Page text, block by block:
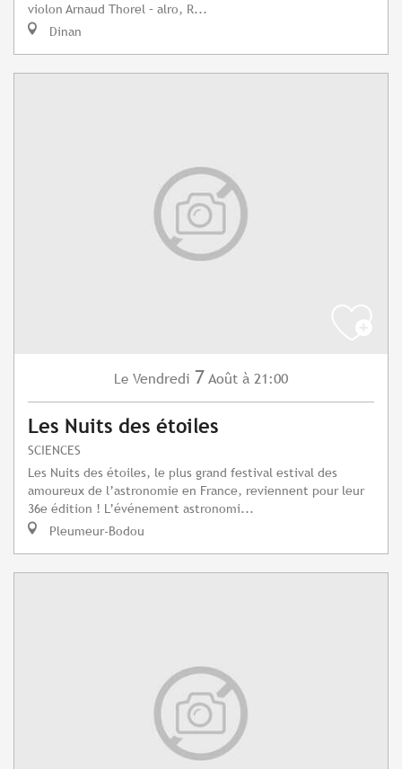
violon Arnaud Thorel – alro, R...
Dinan
Le Vendredi 7 Août à 21:00
Les Nuits des étoiles
SCIENCES
Les Nuits des étoiles, le plus grand festival estival des
amoureux de l’astronomie en France, reviennent pour leur
36e édition ! L’événement astronomi...
Pleumeur-Bodou